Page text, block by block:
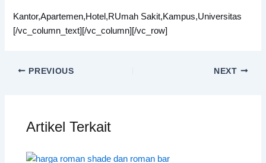
Kantor,Apartemen,Hotel,RUmah Sakit,Kampus,Universitas
[/vc_column_text][/vc_column][/vc_row]
PREVIOUS NEXT
Artikel Terkait